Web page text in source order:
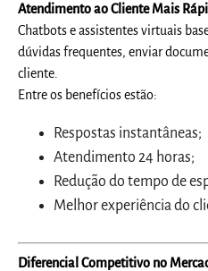
Atendimento ao Cliente Mais
Chatbots e assistentes virtuais
dúvidas frequentes, enviar
cliente.
Entre os benefícios estão:
Respostas instantâneas;
Atendimento 24 horas;
Redução do tempo de
Melhor experiência do
Diferencial Competitivo no